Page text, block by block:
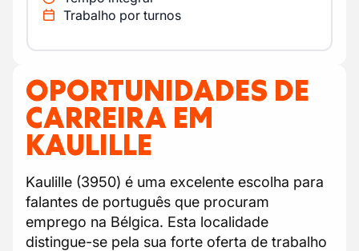
Trabalho por turnos
OPORTUNIDADES DE
CARREIRA EM
KAULILLE
Kaulille (3950) é uma excelente escolha para
falantes de português que procuram
emprego na Bélgica. Esta localidade
distingue-se pela sua forte oferta de trabalho